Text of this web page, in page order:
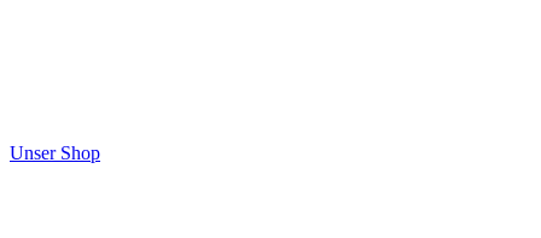
Unser Shop